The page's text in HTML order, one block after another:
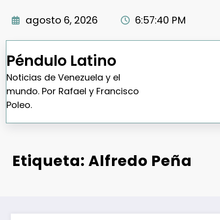
agosto 6, 2026 6:57:41 PM
Péndulo Latino
Noticias de Venezuela y el
mundo. Por Rafael y Francisco
Poleo.
Etiqueta: Alfredo Peña